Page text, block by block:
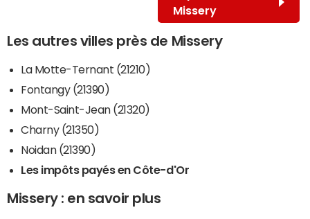
Missery
Les autres villes près de Missery
La Motte-Ternant (21210)
Fontangy (21390)
Mont-Saint-Jean (21320)
Charny (21350)
Noidan (21390)
Les impôts payés en Côte-d'Or
Missery : en savoir plus